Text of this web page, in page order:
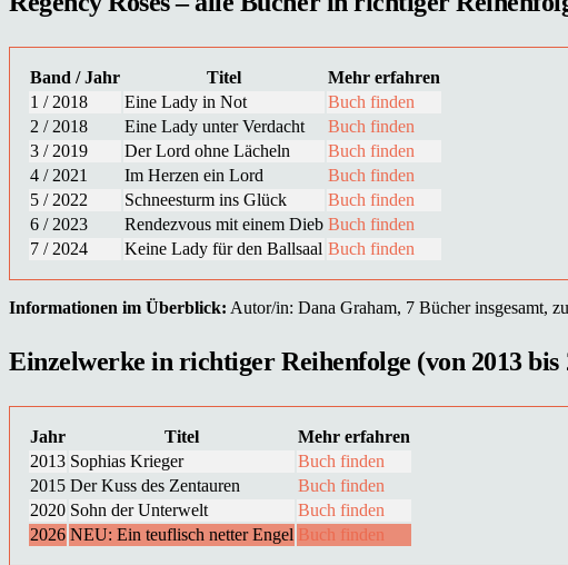
Band / Jahr Titel
Mehr erfahren
1 / 2018
Eine Lady in Not
Buch finden
2 / 2018
Eine Lady unter Verdacht
Buch finden
3 / 2019
Der Lord ohne Lächeln
Buch finden
4 / 2021
Im Herzen ein Lord
Buch finden
5 / 2022
Schneesturm ins Glück
Buch finden
6 / 2023
Rendezvous mit einem Dieb Buch finden
7 / 2024
Keine Lady für den Ballsaal Buch finden
Informationen im Überblick: Autor/in: Dana Graham, 7 Bücher insgesamt,
Einzelwerke in richtiger Reihenfolge (von 2013 bis
Jahr Titel
Mehr erfahren
2013 Sophias Krieger
Buch finden
2015 Der Kuss des Zentauren
Buch finden
2020 Sohn der Unterwelt
Buch finden
2026 NEU: Ein teuflisch netter Engel Buch finden